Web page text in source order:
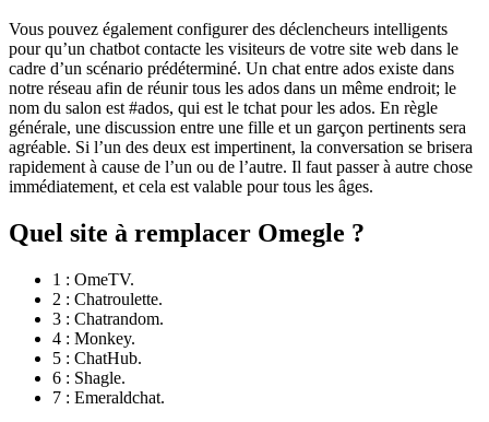
Vous pouvez également configurer des déclencheurs intelligents
pour qu’un chatbot contacte les visiteurs de votre site web dans le
cadre d’un scénario prédéterminé. Un chat entre ados existe dans
notre réseau afin de réunir tous les ados dans un même endroit; le
nom du salon est #ados, qui est le tchat pour les ados. En règle
générale, une discussion entre une fille et un garçon pertinents sera
agréable. Si l’un des deux est impertinent, la conversation se brisera
rapidement à cause de l’un ou de l’autre. Il faut passer à autre chose
immédiatement, et cela est valable pour tous les âges.
Quel site à remplacer Omegle ?
1 : OmeTV.
2 : Chatroulette.
3 : Chatrandom.
4 : Monkey.
5 : ChatHub.
6 : Shagle.
7 : Emeraldchat.